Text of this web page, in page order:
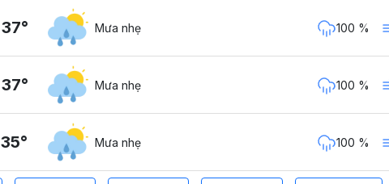
37° Mưa nhẹ 100 %
37° Mưa nhẹ 100 %
35° Mưa nhẹ 100 %